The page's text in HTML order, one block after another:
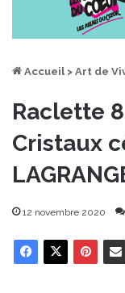
Accueil > Art de
Raclette
Cristaux
12 novembre 2020